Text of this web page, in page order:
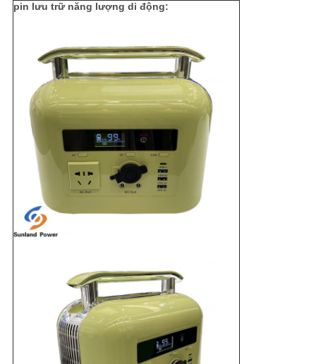
pin lưu trữ năng lượng di động: